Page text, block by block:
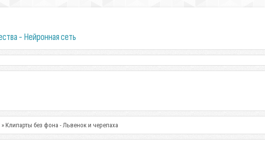
- Нейронная сеть
» Клипарты без фона - Львенок и черепаха